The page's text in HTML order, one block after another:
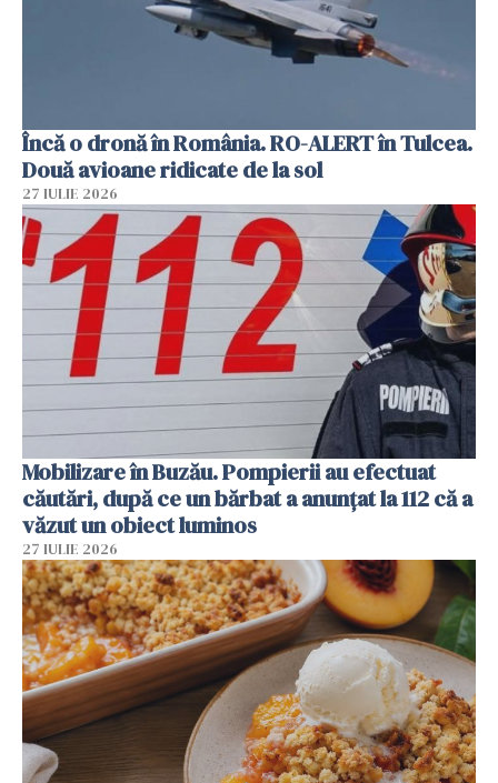
Încă o dronă în România. RO-ALERT în Tulcea.
Două avioane ridicate de la sol
27 IULIE 2026
Mobilizare în Buzău. Pompierii au efectuat
căutări, după ce un bărbat a anunțat la 112 că a
văzut un obiect luminos
27 IULIE 2026